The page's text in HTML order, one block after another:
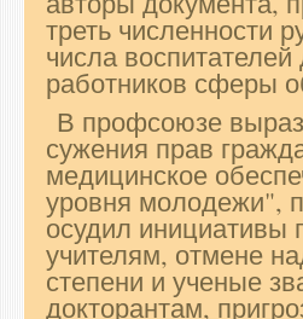
треть численности
числа
работников сферы
В профсоюзе
сужения прав
медицинское
уровня молодежи",
осудил
учителям, отмене
степени и ученые
докторантам,